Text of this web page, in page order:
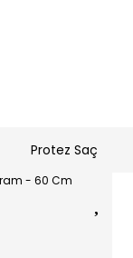
Protez Saç